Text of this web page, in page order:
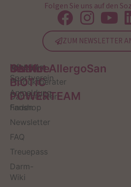
Folgen Sie uns auf den
ZUM NEWSLETTER
Service
Kontakt
Produktberater
Darmberater
finden
Newsletter
FAQ
Treuepass
Darm-
Wiki
OMNi-
BiOTiC
POWERTEAM
Infos zum
Sportverein
Anmeldung
Fanshop
Institut AllergoSan